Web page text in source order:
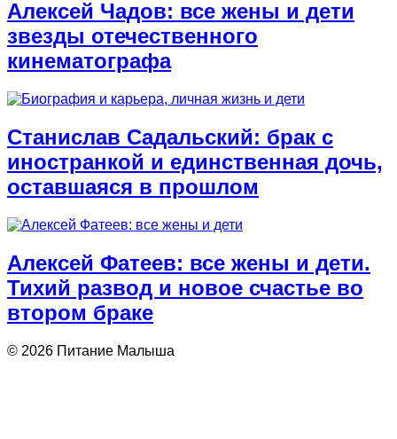
Алексей Чадов: все жены и дети
звезды отечественного
кинематографа
Станислав Садальский: брак с
иностранкой и единственная дочь,
оставшаяся в прошлом
Алексей Фатеев: все жены и дети.
Тихий развод и новое счастье во
втором браке
© 2026 Питание Малыша